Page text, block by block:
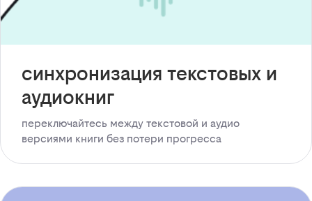
синхронизация текстовых и
аудиокниг
переключайтесь между текстовой и аудио
версиями книги без потери прогресса